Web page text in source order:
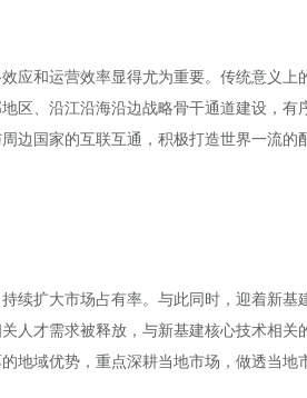
应和运营效率显得尤为重要。传统意义上
区、沿江沿海沿边战略骨干通道建设，有
边国家的互联互通，积极打造世界一流的
续扩大市场占有率。与此同时，迎着新基
人才需求被释放，与新基建核心技术相关
地域优势，重点深耕当地市场，做透当地